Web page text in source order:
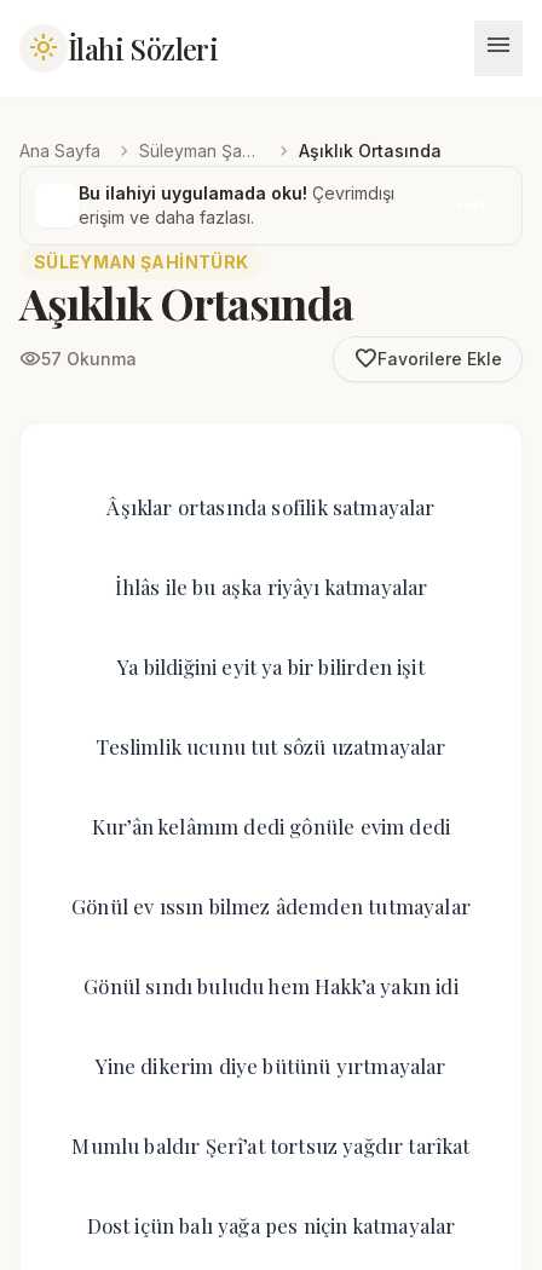
light_mode İlahi Sözleri menu
Ana Sayfa chevron_right Süleyman Şahintürk chevron_right Aşıklık Ortasında
Bu ilahiyi uygulamada oku! Çevrimdışı
erişim ve daha fazlası.
SÜLEYMAN ŞAHINTÜRK
Aşıklık Ortasında
visibility57 Okunma favorite_borderFavorilere Ekle
Âşıklar ortasında sofilik satmayalar
İhlâs ile bu aşka riyâyı katmayalar
Ya bildiğini eyit ya bir bilirden işit
Teslimlik ucunu tut sôzü uzatmayalar
Kur’ân kelâmım dedi gônüle evim dedi
Gönül ev ıssın bilmez âdemden tutmayalar
Gönül sındı buludu hem Hakk’a yakın idi
Yine dikerim diye bütünü yırtmayalar
Mumlu baldır Şerî’at tortsuz yağdır tarîkat
Dost içün balı yağa pes niçin katmayalar